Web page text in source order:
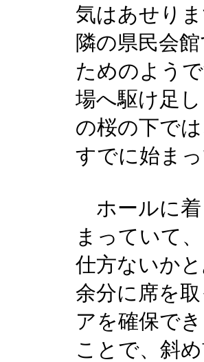
気はあせり
隣の県民会
ためのよう
場へ駆け足
の桜の下で
すでに始ま
ホールに着
まっていて
仕方ないか
余分に席を
アを確保で
ことで、斜